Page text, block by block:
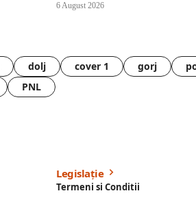
6 August 2026
dolj cover 1 gorj
PNL
Legislație
Termeni si Conditii